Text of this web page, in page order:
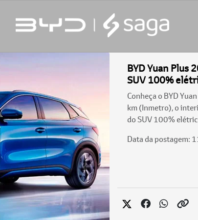
BYD Yuan Plus
SUV 100%
Conheça o BYD
km (Inmetro), o
do SUV 100%
Data da postagem: